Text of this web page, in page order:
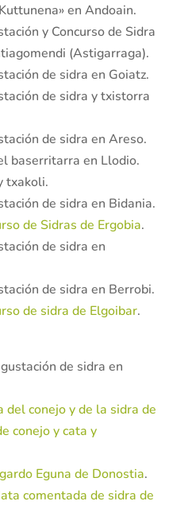
en Andoain.
y Concurso de Sidra
(Astigarraga).
de sidra en Goiatz.
de sidra y txistorra
de sidra en Areso.
baserritarra en Llodio.
txakoli.
de sidra en Bidania.
de Sidras de Ergobia.
de sidra en
de sidra en Berrobi.
de sidra de Elgoibar.
de sidra en
del conejo y de la sidra de
conejo y cata y
Eguna de Donostia.
comentada de sidra de